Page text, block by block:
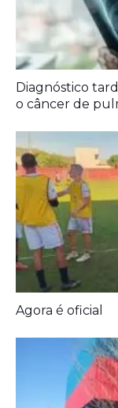
A Democracia
o câncer de